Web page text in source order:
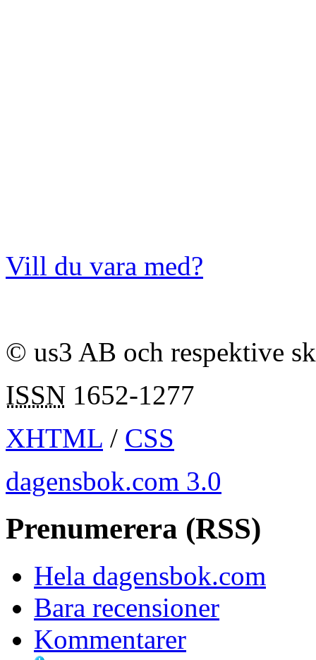
Vill du vara med?
© us3 AB och respektive
ISSN 1652-1277
XHTML / CSS
dagensbok.com 3.0
Prenumerera (RSS)
Hela dagensbok.com
Bara recensioner
Kommentarer